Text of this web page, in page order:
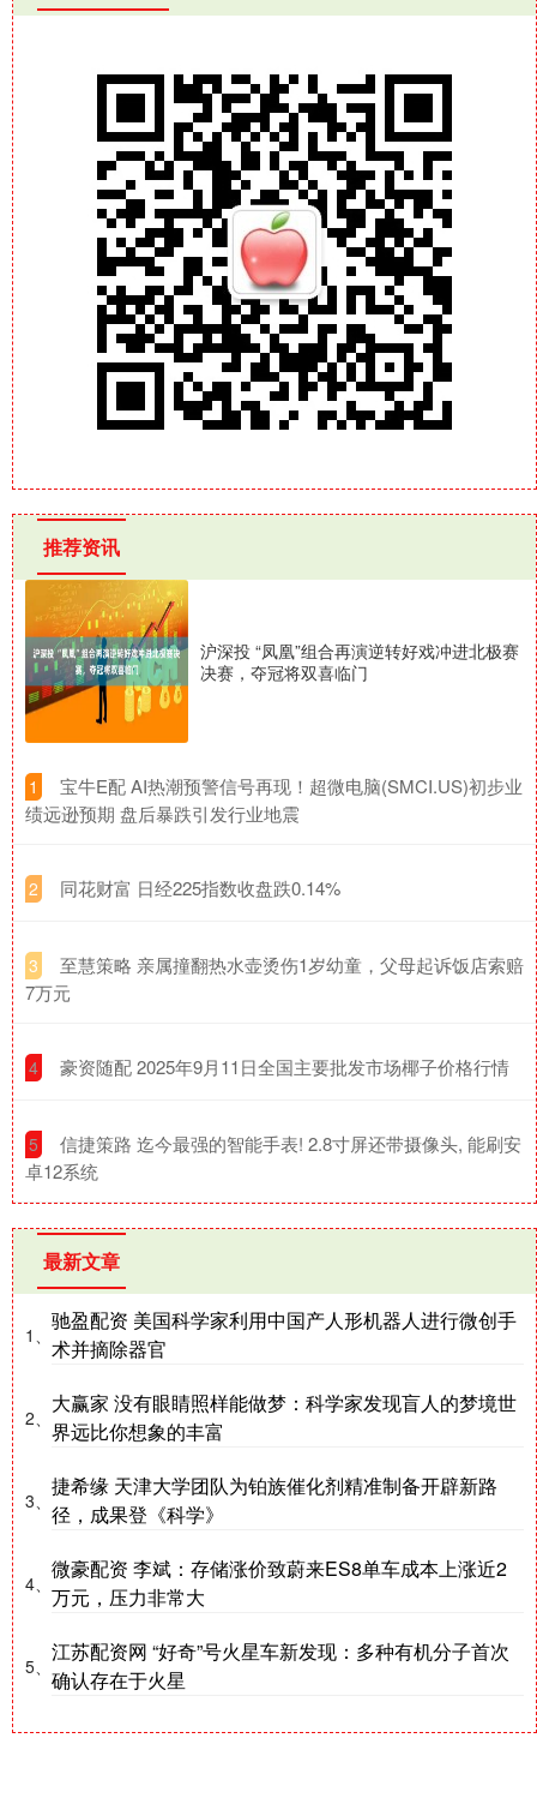
推荐资讯
沪深投 “凤凰”组合再演逆转好戏冲进北极赛
决赛，夺冠将双喜临门
1
​宝牛E配 AI热潮预警信号再现！超微电脑(SMCI.US)初步业
绩远逊预期 盘后暴跌引发行业地震
2 ​同花财富 日经225指数收盘跌0.14%
3
​至慧策略 亲属撞翻热水壶烫伤1岁幼童，父母起诉饭店索赔
7万元
4 ​豪资随配 2025年9月11日全国主要批发市场椰子价格行情
5
​信捷策路 迄今最强的智能手表! 2.8寸屏还带摄像头, 能刷安
卓12系统
最新文章
1、
驰盈配资 美国科学家利用中国产人形机器人进行微创手
术并摘除器官
2、
大赢家 没有眼睛照样能做梦：科学家发现盲人的梦境世
界远比你想象的丰富
3、
捷希缘 天津大学团队为铂族催化剂精准制备开辟新路
径，成果登《科学》
4、
微豪配资 李斌：存储涨价致蔚来ES8单车成本上涨近2
万元，压力非常大
5、
江苏配资网 “好奇”号火星车新发现：多种有机分子首次
确认存在于火星